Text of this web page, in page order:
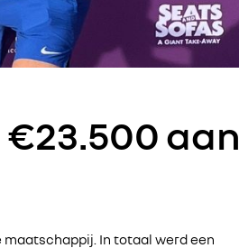
aan
In totaal werd een